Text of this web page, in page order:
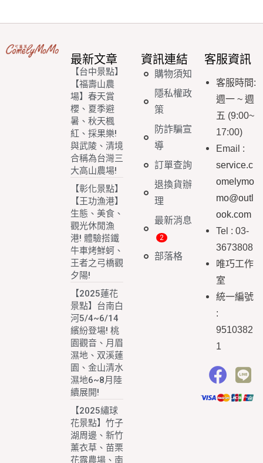
最新文章
【台中景點】
【福壽山農
場】春天賞
櫻、夏季避
暑、秋天楓
紅、採果樂!
與武陵、清境
合稱為台灣三
大高山農場!
【彰化景點】
【王功漁港】
生態、美食、
觀光休閒漁
港! 體驗搭鐵
牛車烤鮮蚵、
王者之弓橋觀
夕陽!
【2025蓮花
景點】台南白
河5/4~6/14
繽紛登場! 桃
園觀音、月眉
濕地、双溪蓮
園、金山清水
濕地6~8月陸
續展開!
【2025繡球
花景點】竹子
湖周邊、新竹
薰衣草、苗栗
花露農場、南
資訊連結
購物須知
隱私權政
策
防詐騙宣
導
訂單查詢
退換貨辦
理
最新消息
部落格
客服資訊
客服時間:
週一 ~ 週
五 (9:00~
17:00)
Email :
service.c
omelymo
mo@outl
ook.com
Tel : 03-
3673808
唯巧工作
室
統一編號
:
9510382
1